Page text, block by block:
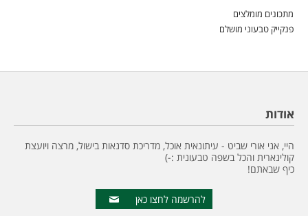
מתכונים מומלצים
פנקייק טבעוני מושלם
אודות
היי, אני אורי שביט - עיתונאית אוכל, מדריכת סדנאות בישול, מרצה ויועצת
קולינארית והכל בשפה טבעונית :-)
כיף שבאתם!
להרשמה לחצו כאן